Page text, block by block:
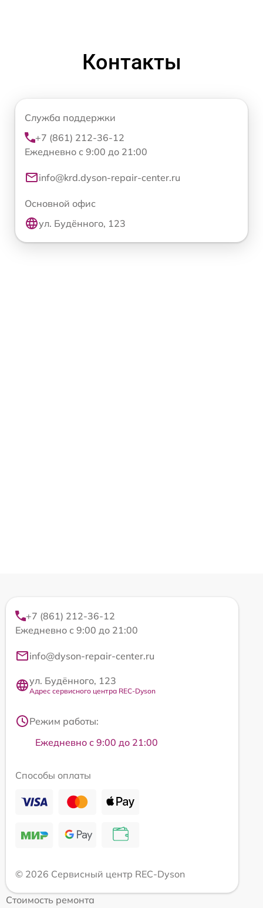
Контакты
Служба поддержки
+7 (861) 212-36-12
Ежедневно с 9:00 до 21:00
info@krd.dyson-repair-center.ru
Основной офис
ул. Будённого, 123
+7 (861) 212-36-12
Ежедневно с 9:00 до 21:00
info@dyson-repair-center.ru
ул. Будённого, 123
Адрес сервисного центра REC-Dyson
Режим работы:
Ежедневно с 9:00 до 21:00
Способы оплаты
© 2026 Сервисный центр REC-Dyson
Стоимость ремонта